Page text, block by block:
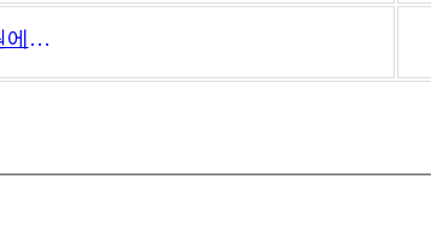
인천흑과백미술학원에서 조소강사,수채화소묘 강사합니다.